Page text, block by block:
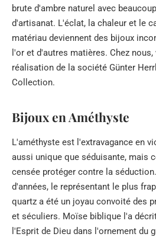
brute d'ambre naturel avec
d'artisanat. L'éclat, la chaleur et le
matériau deviennent des bijoux
l'or et d'autres matières. Chez
réalisation de la société Günter
Collection.
Bijoux en Améthyste
L'améthyste est l'extravagance en
aussi unique que séduisante, mais
censée protéger contre la
d'années, le représentant le plus
quartz a été un joyau convoité des
et séculiers. Moïse biblique l'a
l'Esprit de Dieu dans l'ornement du